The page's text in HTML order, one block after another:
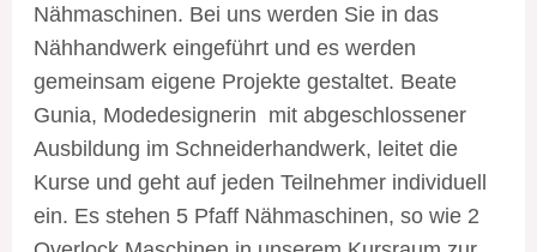
Nähmaschinen. Bei uns werden Sie in das
Nähhandwerk eingeführt und es werden
gemeinsam eigene Projekte gestaltet. Beate
Gunia, Modedesignerin mit abgeschlossener
Ausbildung im Schneiderhandwerk, leitet die
Kurse und geht auf jeden Teilnehmer individuell
ein. Es stehen 5 Pfaff Nähmaschinen, so wie 2